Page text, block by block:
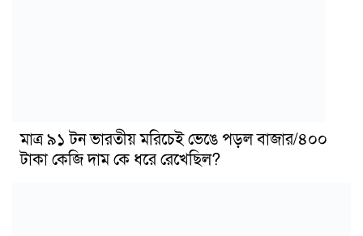
মাত্র ৯১ টন ভারতীয় মরিচেই ভেঙে পড়ল বাজার/৪০০
টাকা কেজি দাম কে ধরে রেখেছিল?